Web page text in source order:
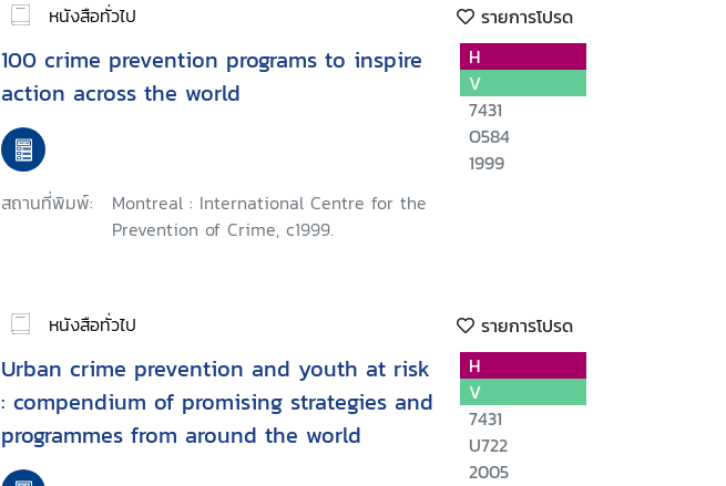
หนังสือทั่วไป รายการโปรด
100 crime prevention programs to inspire
action across the world
สถานที่พิมพ์:
Montreal : International Centre for the
Prevention of Crime, c1999.
H
V
7431
O584
1999
หนังสือทั่วไป รายการโปรด
Urban crime prevention and youth at risk
: compendium of promising strategies and
programmes from around the world
H
V
7431
U722
2005